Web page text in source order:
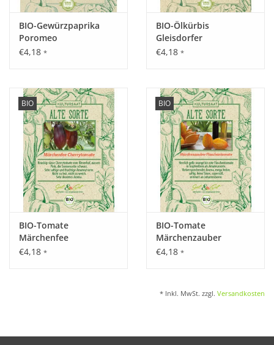
25 Korn
BIO-Gewürzpaprika
Poromeo
€4,18 *
BIO-Ölkürbis
Gleisdorfer
€4,18 *
BIO
BIO-Tomate
Märchenfee
€4,18 *
BIO
BIO-Tomate
Märchenzauber
€4,18 *
* Inkl. MwSt. zzgl. Versandkosten